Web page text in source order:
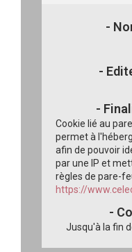
Cookie lié au
permet à
afin de pouvoir
par une IP et
règles de pare-
https://
Jusqu'à la fin